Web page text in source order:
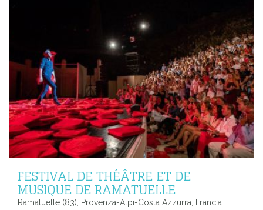
FESTIVAL DE THÉÂTRE ET DE
MUSIQUE DE RAMATUELLE
Ramatuelle (83), Provenza-Alpi-Costa Azzurra, Francia